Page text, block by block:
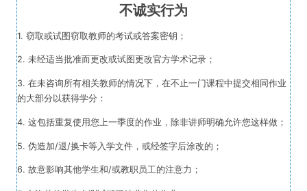
不诚实行为
1. 窃取或试图窃取教师的考试或答案密钥；
2. 未经适当批准而更改或试图更改官方学术记录；
3. 在未咨询所有相关教师的情况下，在不止一门课程中提交相同作业
的大部分以获得学分：
4. 这包括重复使用您上一季度的作业，除非讲师明确允许您这样做；
5. 伪造加/退/换卡等入学文件，或经签字后涂改的；
6. 故意影响其他学生和/或教职员工的注意力；